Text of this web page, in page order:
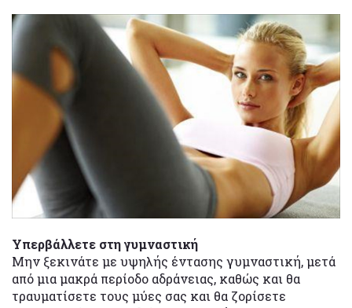
Υπερβάλλετε στη γυμναστική
Μην ξεκινάτε με υψηλής έντασης γυμναστική, μετά
από μια μακρά περίοδο αδράνειας, καθώς και θα
τραυματίσετε τους μύες σας και θα ζορίσετε